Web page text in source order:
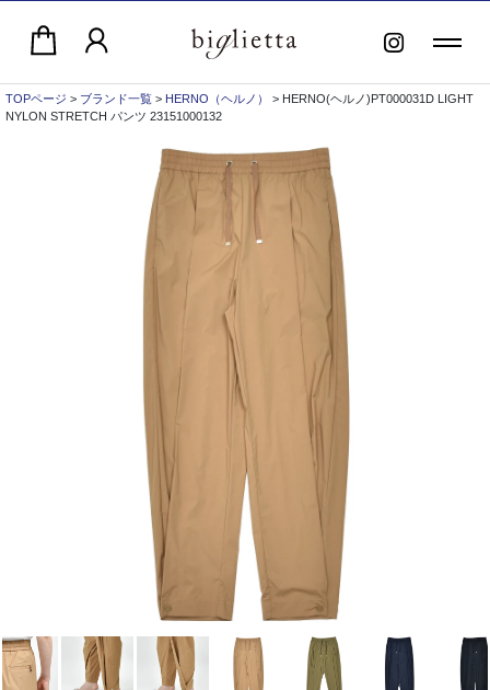
TOPページ > ブランド一覧 > HERNO（ヘルノ）
> HERNO(ヘルノ)PT000031D LIGHT
NYLON STRETCH パンツ 23151000132